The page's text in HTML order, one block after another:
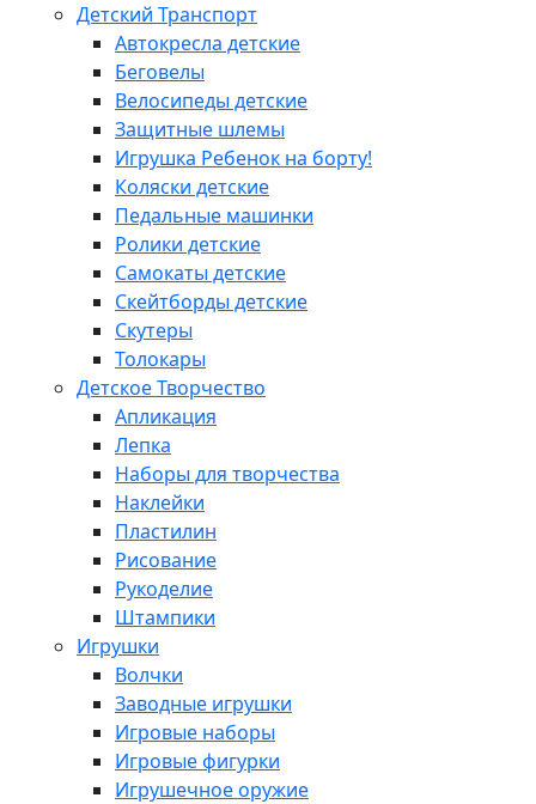
Детский Транспорт
Автокресла детские
Беговелы
Велосипеды детские
Защитные шлемы
Игрушка Ребенок на борту!
Коляски детские
Педальные машинки
Ролики детские
Самокаты детские
Скейтборды детские
Скутеры
Толокары
Детское Творчество
Апликация
Лепка
Наборы для творчества
Наклейки
Пластилин
Рисование
Рукоделие
Штампики
Игрушки
Волчки
Заводные игрушки
Игровые наборы
Игровые фигурки
Игрушечное оружие